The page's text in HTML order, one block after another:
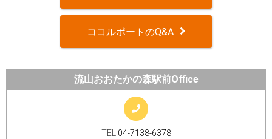
ココルポートのQ&A
流山おおたかの森駅前Office
TEL 04-7138-6378